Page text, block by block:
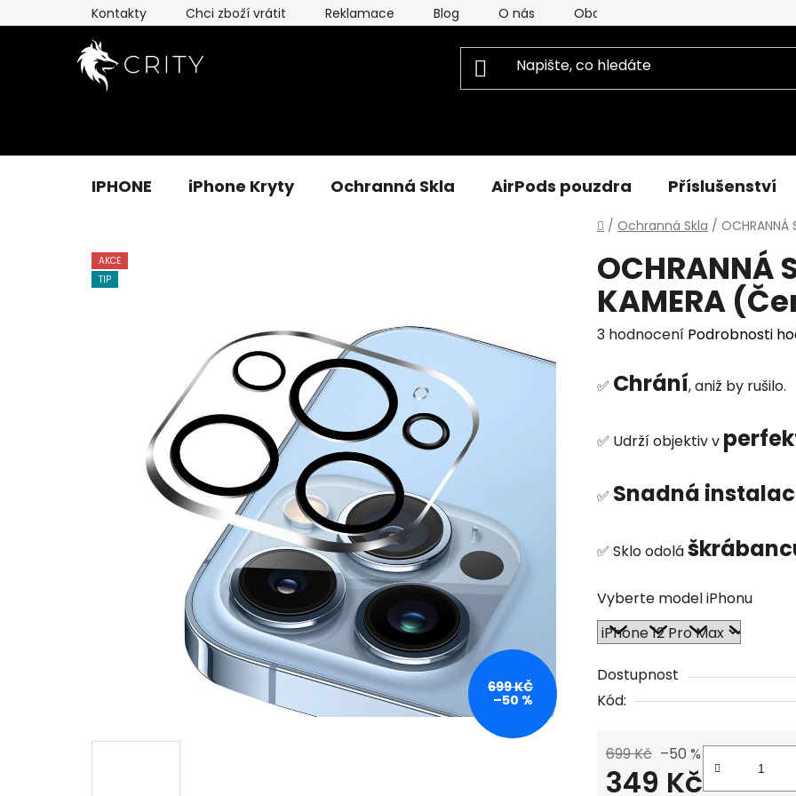
na
Kontakty Chci zboží vrátit Reklamace Blog O nás Obchodní Podmínky
IPHONE iPhone Kryty Ochranná Skla AirPods pouzdra Příslušenství
Domů
/ Ochranná Skla /
OCHRANNÁ
KAMERA
Průměrné
produktu
hvězdiček.
3 hodnocení Podrobnosti
✅ Chrání, aniž by rušilo.
✅ Udrží objektiv v
✅ Snadná
✅ Sklo odolá
Vyberte model iPhonu
Dostupnost
Kód:
699 Kč –50 %
349 Kč
AKCE
TIP
699 KČ
–50 %